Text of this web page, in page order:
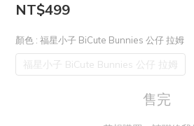
NT$499
顏色 : 福星小子 BiCute Bunnies 公仔 拉姆
福星小子 BiCute Bunnies 公仔 拉姆
售完